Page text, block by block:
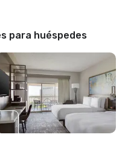
para huéspedes